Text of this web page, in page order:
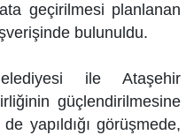
geçirilmesi planlanan
bulunuldu.
ile Ataşehir
güçlendirilmesine
yapıldığı görüşmede,